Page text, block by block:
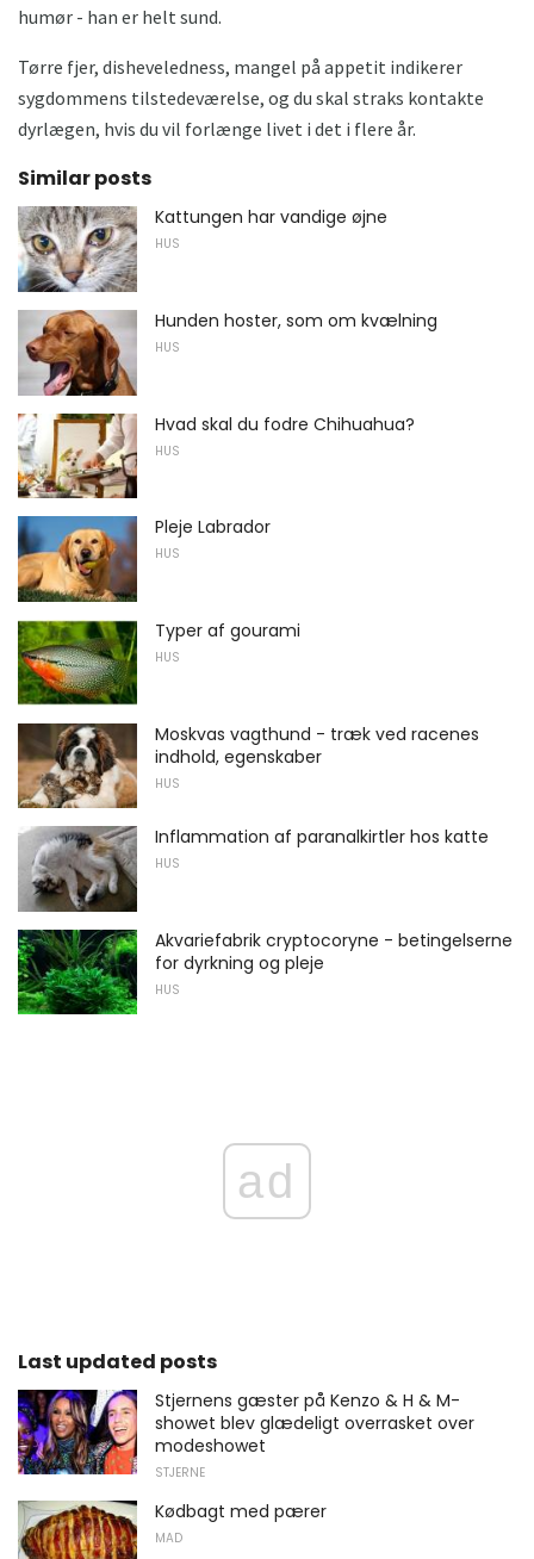
humør - han er helt sund.
Tørre fjer, disheveledness, mangel på appetit indikerer
sygdommens tilstedeværelse, og du skal straks kontakte
dyrlægen, hvis du vil forlænge livet i det i flere år.
Similar posts
Kattungen har vandige øjne
HUS
Hunden hoster, som om kvælning
HUS
Hvad skal du fodre Chihuahua?
HUS
Pleje Labrador
HUS
Typer af gourami
HUS
Moskvas vagthund - træk ved racenes
indhold, egenskaber
HUS
Inflammation af paranalkirtler hos katte
HUS
Akvariefabrik cryptocoryne - betingelserne
for dyrkning og pleje
HUS
ad
Last updated posts
Stjernens gæster på Kenzo & H & M-
showet blev glædeligt overrasket over
modeshowet
STJERNE
Kødbagt med pærer
MAD